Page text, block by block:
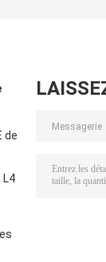
de
L4